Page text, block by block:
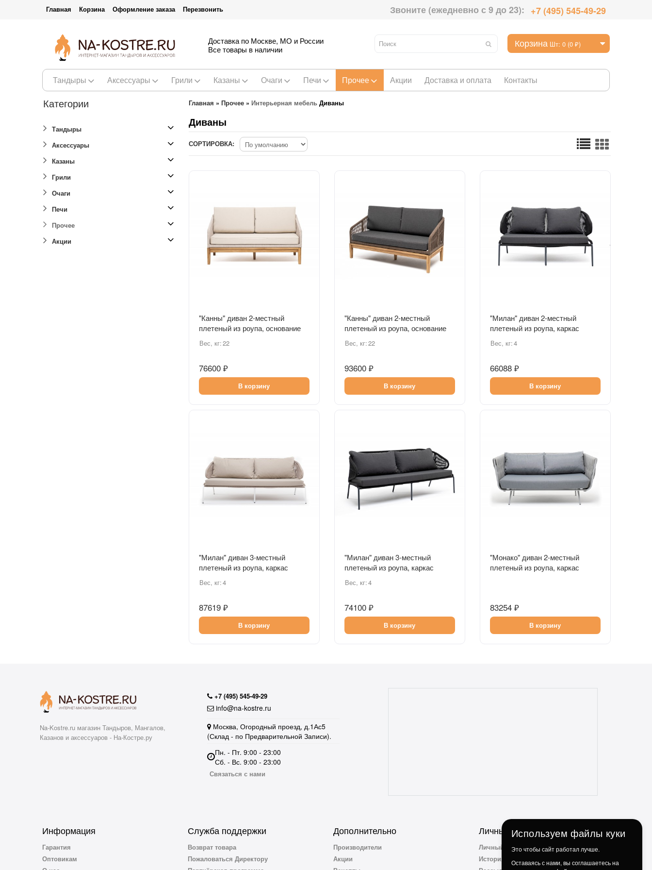
Главная Корзина Оформление заказа Перезвонить Звоните (ежедневно с 9 до 23): +7 (495) 545-49-29
Корзина Шт: 0 (0 ₽)
Доставка по Москве, МО и России
Все товары в наличии
Тандыры Аксессуары Грили Казаны Очаги Печи Прочее Акции Доставка и оплата Контакты
Категории
Тандыры
Аксессуары
Казаны
Грили
Очаги
Печи
Прочее
Акции
Главная » Прочее » Интерьерная мебель Диваны
Диваны
СОРТИРОВКА:
"Канны" диван 2-местный
плетеный из роупа, основание
дуб, роуп бежевый круглый,
ткань бежевая
Вес, кг:22
76600 ₽
В корзину
"Канны" диван 2-местный
плетеный из роупа, основание
дуб, роуп коричневый круглый,
ткань темно-серая
Вес, кг:22
93600 ₽
В корзину
"Милан" диван 2-местный
плетеный из роупа, каркас
алюминий темно-серый
(RAL7024), роуп темно-серый
Вес, кг:4
66088 ₽
В корзину
"Милан" диван 3-местный
плетеный из роупа, каркас
алюминий белый, роуп бежевый
круглый, ткань бежевая
Вес, кг:4
87619 ₽
В корзину
"Милан" диван 3-местный
плетеный из роупа, каркас
алюминий темно-серый
(RAL7024), роуп темно-серый
Вес, кг:4
74100 ₽
В корзину
"Монако" диван 2-местный
плетеный из роупа, каркас
83254 ₽
В корзину
Na-Kostre.ru магазин Тандыров, Мангалов,
Казанов и аксессуаров - На-Костре.ру
+7 (495) 545-49-29
info@na-kostre.ru
Москва, Огородный проезд, д.1Ас5
(Склад - по Предварительной Записи).
Пн. - Пт. 9:00 - 23:00
Сб. - Вс. 9:00 - 23:00
Связаться с нами
Информация
Гарантия
Оптовикам
Служба поддержки
Возврат товара
Пожаловаться Директору
Дополнительно
Производители
Акции
Личный Кабинет
Личный Кабинет
История заказов
Используем файлы куки
Это чтобы сайт работал лучше.
Оставаясь с нами, вы соглашаетесь на